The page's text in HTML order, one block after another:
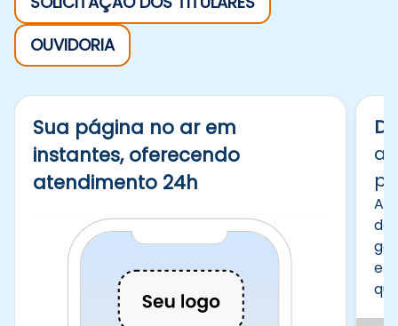
OUVIDORIA
Sua página no ar em
instantes, oferecendo
atendimento 24h
A